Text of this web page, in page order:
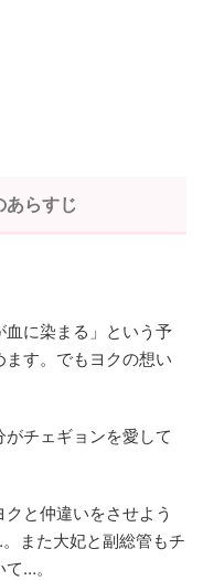
あらすじ
に染まる」という予
す。でもヨクの想い
チェギョンを愛して
と仲違いをさせよう
また大妃と副総管もチ
…。